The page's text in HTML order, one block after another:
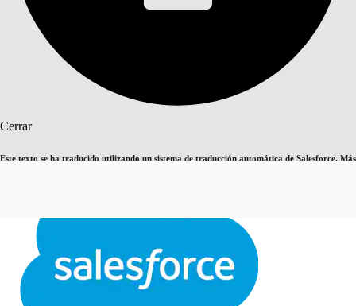
Cerrar
Este texto se ha traducido utilizando un sistema de traducción automática de Salesforce. Más
Cerrar Cerrar
Índice de materias
Buscar